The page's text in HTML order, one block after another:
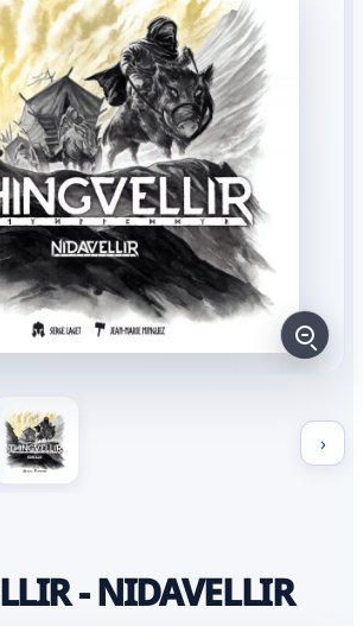
›
- NIDAVELLIR